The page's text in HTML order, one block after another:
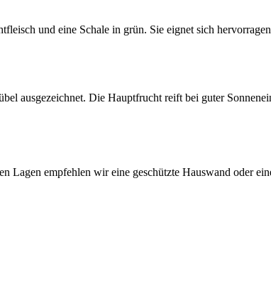
und eine Schale in grün. Sie eignet sich
ausgezeichnet. Die Hauptfrucht reift bei guter
Lagen empfehlen wir eine geschützte Hauswand oder